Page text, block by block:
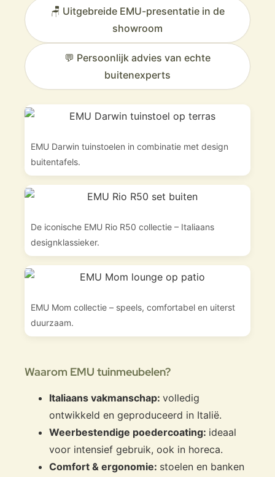
🪑 Uitgebreide EMU-presentatie in de
showroom
💬 Persoonlijk advies van echte
buitenexperts
EMU Darwin tuinstoelen in combinatie met design
buitentafels.
De iconische EMU Rio R50 collectie – Italiaans
designklassieker.
EMU Mom collectie – speels, comfortabel en uiterst
duurzaam.
Waarom EMU tuinmeubelen?
Italiaans vakmanschap: volledig
ontwikkeld en geproduceerd in Italië.
Weerbestendige poedercoating: ideaal
voor intensief gebruik, ook in horeca.
Comfort & ergonomie: stoelen en banken